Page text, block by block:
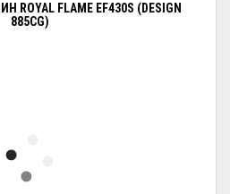
FLAME EF430S (DESIGN
885CG)